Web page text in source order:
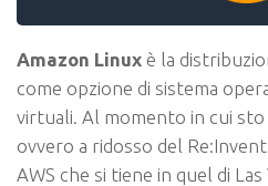
Amazon Linux è la
come opzione di sistema
virtuali. Al momento in cui sto
ovvero a ridosso del
AWS che si tiene in quel di Las